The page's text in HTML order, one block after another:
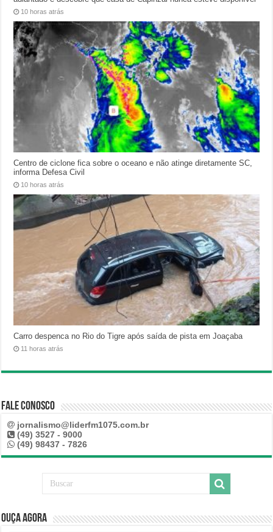
10 horas atrás
Centro de ciclone fica sobre o oceano e não atinge diretamente SC,
informa Defesa Civil
10 horas atrás
Carro despenca no Rio do Tigre após saída de pista em Joaçaba
11 horas atrás
Fale Conosco
jornalismo@liderfm1075.com.br
(49) 3527 - 9000
(49) 98437 - 7826
Ouça Agora